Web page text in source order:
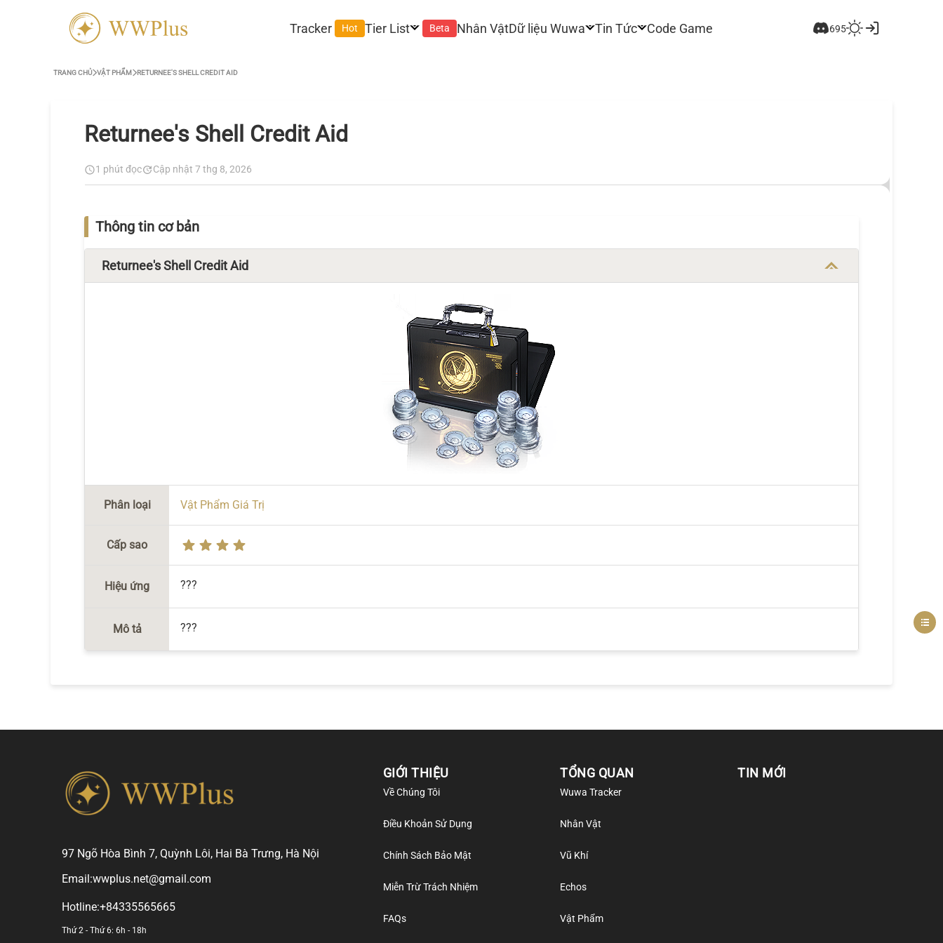
Tracker Hot Tier List Beta Nhân VậtDữ liệu Wuwa Tin Tức Code Game 695
TRANG CHỦ VẬT PHẨM RETURNEE'S SHELL CREDIT AID
Returnee's Shell Credit Aid
1 phút đọc Cập nhật 7 thg 8, 2026
Thông tin cơ bản
Returnee's Shell Credit Aid
Phân loại Vật Phẩm Giá Trị
Cấp sao
Hiệu ứng ???
Mô tả ???
97 Ngõ Hòa Bình 7, Quỳnh Lôi, Hai Bà Trưng, Hà Nội
Email:wwplus.net@gmail.com
Hotline:+84335565665
Thứ 2 - Thứ 6: 6h - 18h
GIỚI THIỆU
Về Chúng Tôi
Điều Khoản Sử Dụng
Chính Sách Bảo Mật
Miễn Trừ Trách Nhiệm
FAQs
TỔNG QUAN
Wuwa Tracker
Nhân Vật
Vũ Khí
Echos
Vật Phẩm
TIN MỚI